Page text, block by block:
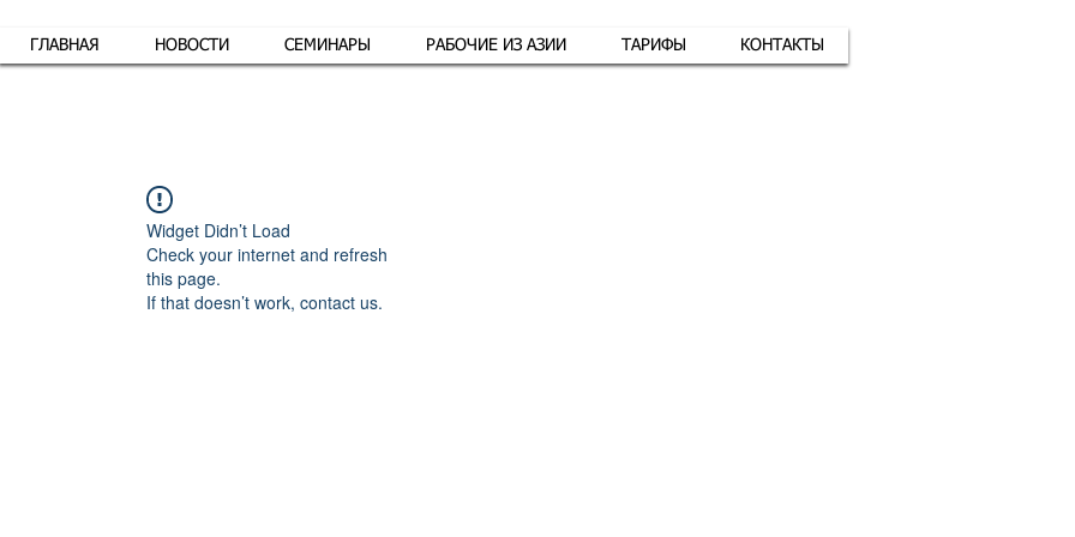
ГЛАВНАЯ НОВОСТИ СЕМИНАРЫ РАБОЧИЕ ИЗ АЗИИ ТАРИФЫ КОНТАКТЫ
Widget Didn’t Load
Check your internet and refresh
this page.
If that doesn’t work, contact us.